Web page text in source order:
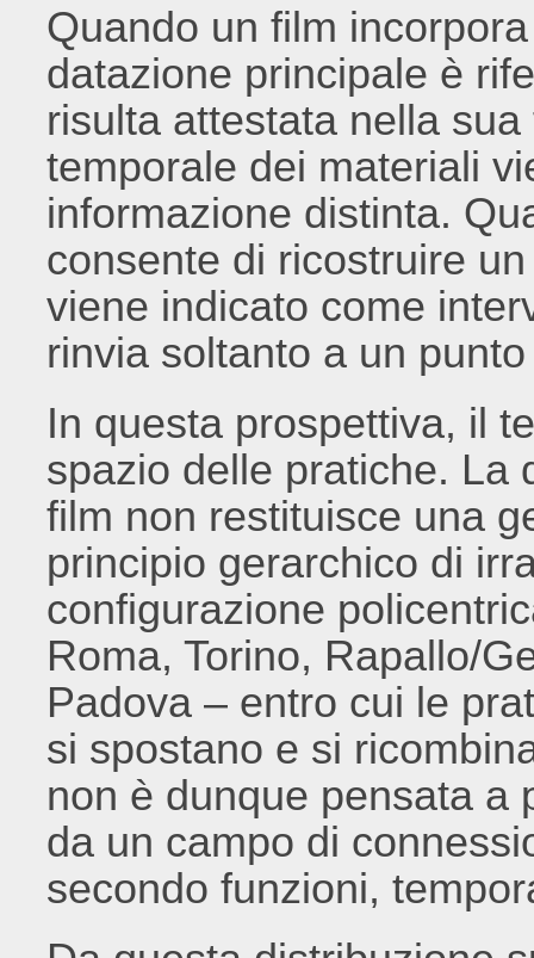
Quando un film
datazione principale è
risulta attestata nella
temporale dei materiali
informazione distinta.
consente di ricostruire
viene indicato come
rinvia soltanto a un
In questa prospettiva, il
spazio delle pratiche. La
film non restituisce una
principio gerarchico di
configurazione
Roma, Torino, Rapallo/
Padova – entro cui le
si spostano e si
non è dunque pensata a
da un campo di
secondo funzioni,